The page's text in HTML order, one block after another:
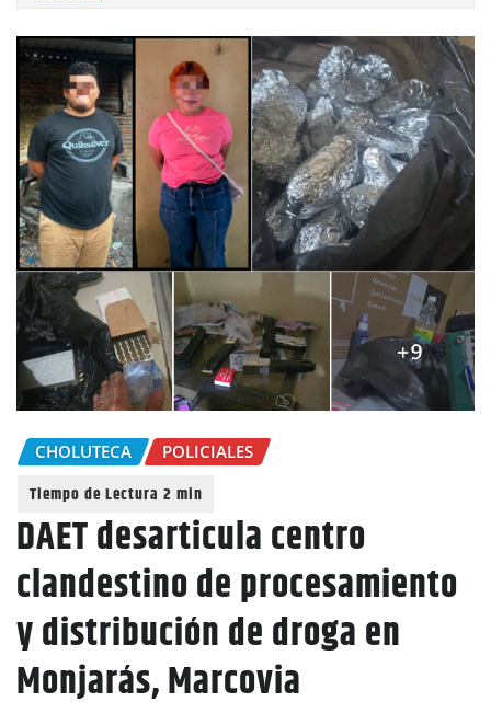
CHOLUTECA POLICIALES
DAET desarticula centro
clandestino de procesamiento
y distribución de droga en
Monjarás, Marcovia